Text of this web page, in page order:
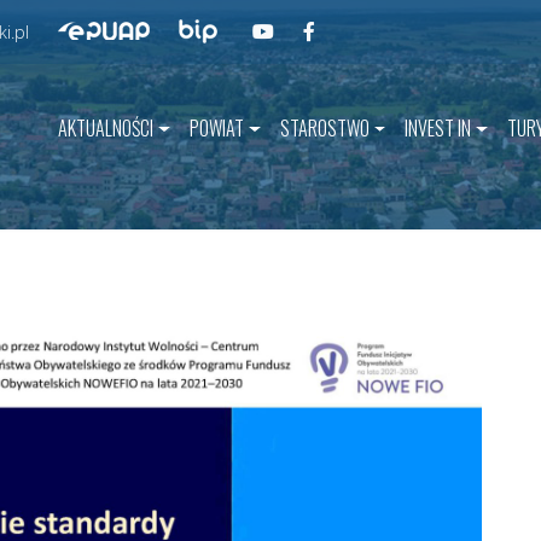
Przejdź do ePUAPPrzejdź do BIPPrzejdź do naszego kanału na
AKTUALNOŚCI POWIAT STAROSTWO INVEST IN